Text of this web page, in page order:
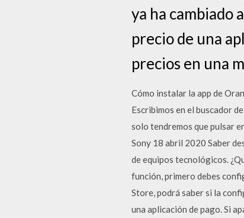
ya ha cambiado
precio de una
precios en una
Cómo instalar la app de
Escribimos en el buscador
solo tendremos que pulsar
Sony 18 abril 2020 Saber
de equipos tecnológicos.
función, primero debes
Store, podrá saber si la
una aplicación de pago. Si